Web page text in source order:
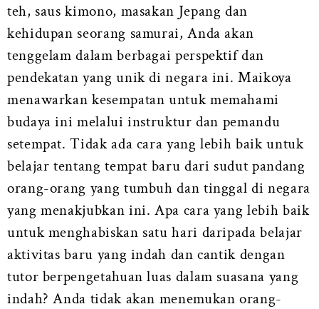
teh, saus kimono, masakan Jepang dan
kehidupan seorang samurai, Anda akan
tenggelam dalam berbagai perspektif dan
pendekatan yang unik di negara ini. Maikoya
menawarkan kesempatan untuk memahami
budaya ini melalui instruktur dan pemandu
setempat. Tidak ada cara yang lebih baik untuk
belajar tentang tempat baru dari sudut pandang
orang-orang yang tumbuh dan tinggal di negara
yang menakjubkan ini. Apa cara yang lebih baik
untuk menghabiskan satu hari daripada belajar
aktivitas baru yang indah dan cantik dengan
tutor berpengetahuan luas dalam suasana yang
indah? Anda tidak akan menemukan orang-